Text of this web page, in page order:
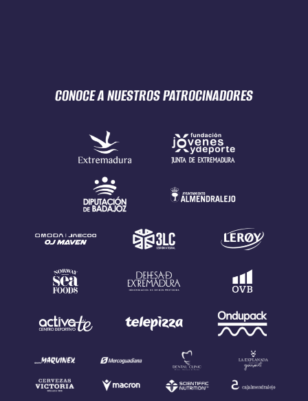
CONOCE A NUESTROSPATROCINADORES